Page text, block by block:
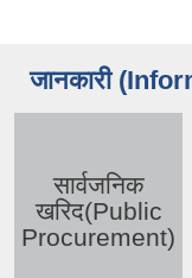
जानकारी
सार्वजनिक
खरिद(Public
Procurement)